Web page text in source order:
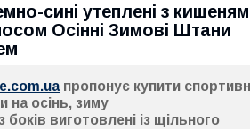
сині утеплені з
Осінні Зимові Штани
пропонує купити
на осінь, зиму
боків виготовлені із щільного